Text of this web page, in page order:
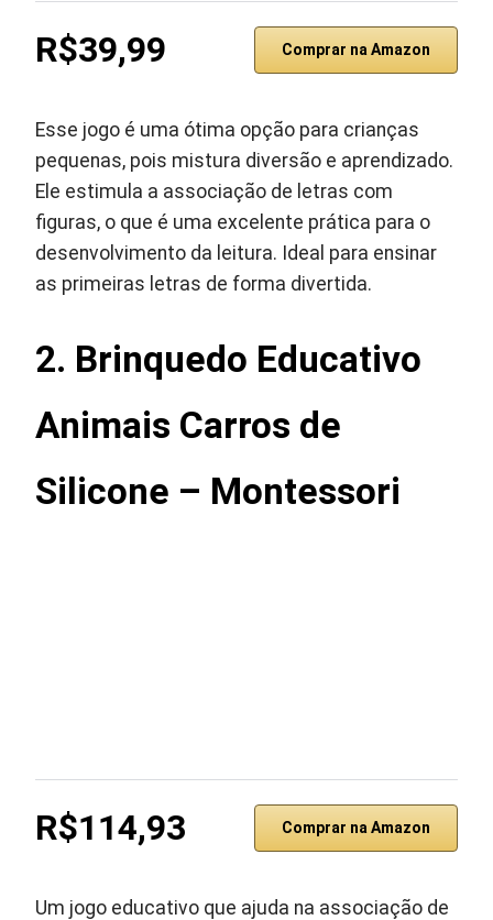
R$39,99 Comprar na Amazon
Esse jogo é uma ótima opção para crianças
pequenas, pois mistura diversão e aprendizado.
Ele estimula a associação de letras com
figuras, o que é uma excelente prática para o
desenvolvimento da leitura. Ideal para ensinar
as primeiras letras de forma divertida.
2. Brinquedo Educativo
Animais Carros de
Silicone – Montessori
R$114,93 Comprar na Amazon
Um jogo educativo que ajuda na associação de